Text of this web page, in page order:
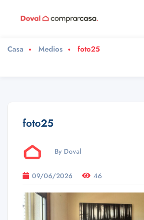
Casa Medios foto25
foto25
By Doval
09/06/2026 46